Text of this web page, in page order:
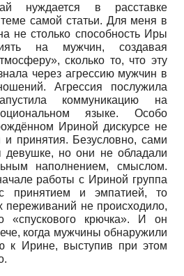
нуждается в расставке
самой статьи. Для меня в
не столько способность Иры
на мужчин, создавая
сколько то, что эту
через агрессию мужчин в
Агрессия послужила
коммуникацию на
языке. Особо
Ириной дискурсе не
принятия. Безусловно, сами
но они не обладали
наполнением, смыслом.
работы с Ириной группа
принятием и эмпатией, то
переживаний не происходило,
«спускового крючка». И он
когда мужчины обнаружили
к Ирине, выступив при этом